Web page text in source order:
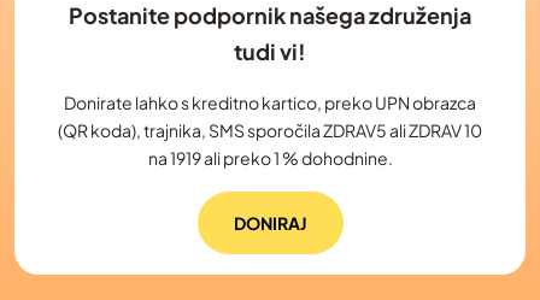
Postanite podpornik našega združenja
tudi vi!
Donirate lahko s kreditno kartico, preko UPN obrazca
(QR koda), trajnika, SMS sporočila ZDRAV5 ali ZDRAV 10
na 1919 ali preko 1 % dohodnine.
DONIRAJ